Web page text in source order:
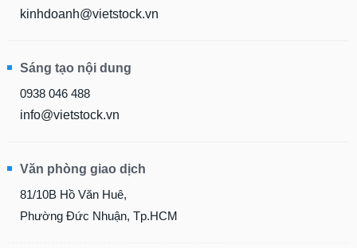
kinhdoanh@vietstock.vn
Sáng tạo nội dung
0938 046 488
info@vietstock.vn
Văn phòng giao dịch
81/10B Hồ Văn Huê,
Phường Đức Nhuận, Tp.HCM